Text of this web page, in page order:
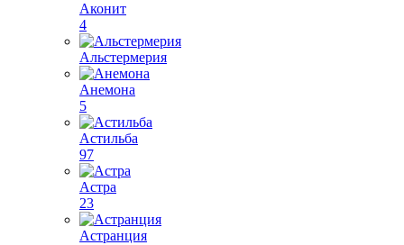
Аконит
4
Альстермерия
Анемона
5
Астильба
97
Астра
23
Астранция